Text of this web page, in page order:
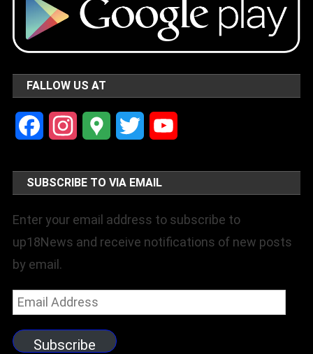
FALLOW US AT
FacebookInstagramGoogle Twitter
SUBSCRIBE TO VIA EMAIL
Enter your email address to subscribe to
up18News and receive notifications of new posts
by email.
Email
Subscribe